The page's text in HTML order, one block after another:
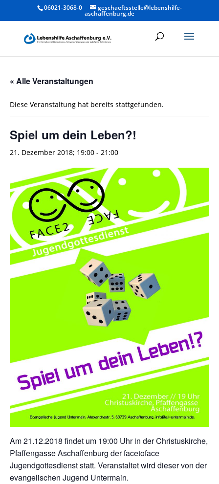
06021-3068-0 geschaeftsstelle@lebenshilfe-
aschaffenburg.de
« Alle Veranstaltungen
Diese Veranstaltung hat bereits stattgefunden.
Spiel um dein Leben?!
21. Dezember 2018; 19:00 - 21:00
Am 21.12.2018 findet um 19:00 Uhr in der Christuskirche,
Pfaffengasse Aschaffenburg der facetoface
Jugendgottesdienst statt. Veranstaltet wird dieser von der
evangelischen Jugend Untermain.